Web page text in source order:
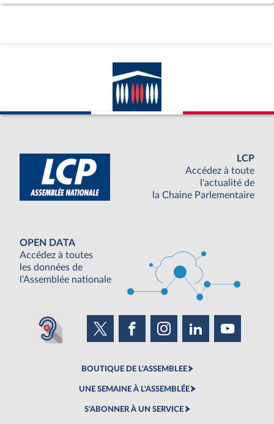
LCP
Accédez à toute
l'actualité de
la Chaine Parlementaire
OPEN DATA
Accédez à toutes
les données de
l'Assemblée nationale
BOUTIQUE DE L'ASSEMBLEE
UNE SEMAINE À L'ASSEMBLÉE
S'ABONNER À UN SERVICE